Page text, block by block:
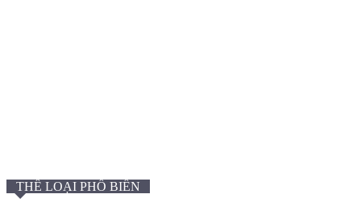
THỂ LOẠI PHỔ BIẾN